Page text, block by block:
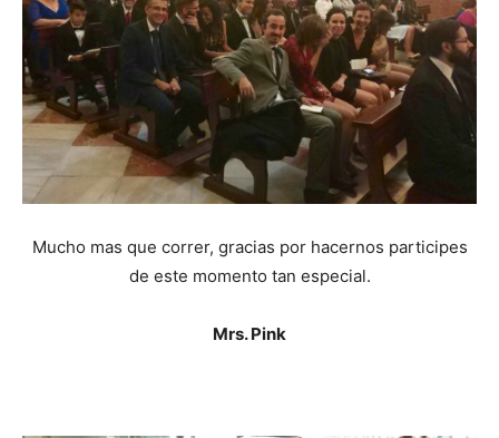
Mucho mas que correr, gracias por hacernos participes
de este momento tan especial.
Mrs. Pink